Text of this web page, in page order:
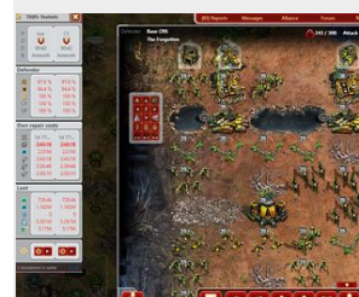
rộng
này
có
thể
truy
cập
dữ
liệu
của
bạn
trên
một
số
trang
web.